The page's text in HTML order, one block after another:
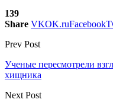
139
Share VKOK.ruFacebook
Prev Post
Ученые пересмотрели
хищника
Next Post